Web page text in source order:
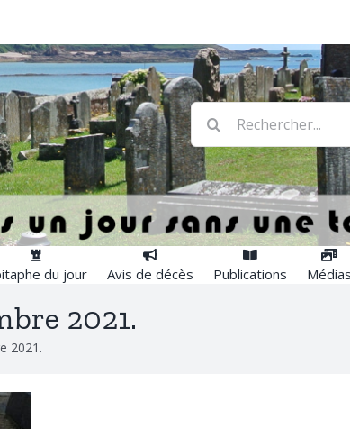
Rechercher:
du jour Avis de décès Publications Médias
2021.
2021.